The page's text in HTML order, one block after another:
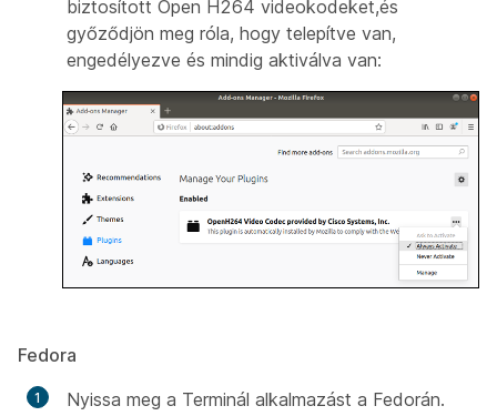
biztosított Open H264 videokodeket,és
győződjön meg róla, hogy telepítve van,
engedélyezve és mindig aktiválva van:
Fedora
Nyissa meg a Terminál alkalmazást a Fedorán.